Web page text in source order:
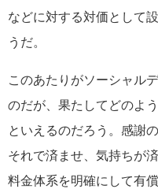
などに対する対価として
うだ。
このあたりがソーシャル
のだが、果たしてどのよ
といえるのだろう。感謝
それで済ませ、気持ちが
料金体系を明確にして有